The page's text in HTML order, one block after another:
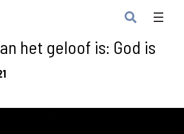
het geloof is: God is